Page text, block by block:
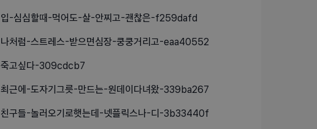
입-심심할때-먹어도-살-안찌고-괜찮은-f259dafd
나처럼-스트레스-받으면심장-쿵쿵거리고-eaa40552
죽고싶다-309cdcb7
최근에-도자기그릇-만드는-원데이다녀왔-339ba267
친구들-놀러오기로햇는데-넷플릭스나-디-3b33440f